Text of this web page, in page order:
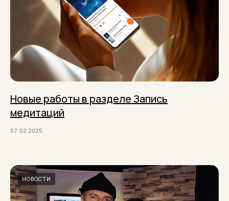
Новые работы в разделе Запись
медитаций
07.02.2025
НОВОСТИ